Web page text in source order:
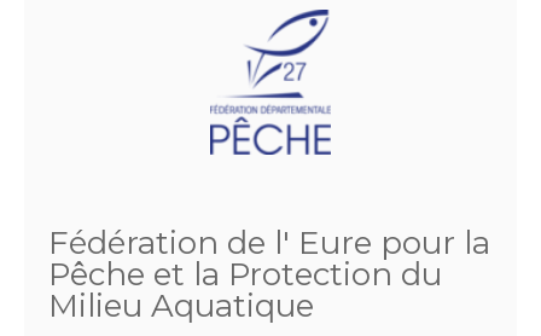
Fédération de l' Eure pour la
Pêche et la Protection du
Milieu Aquatique